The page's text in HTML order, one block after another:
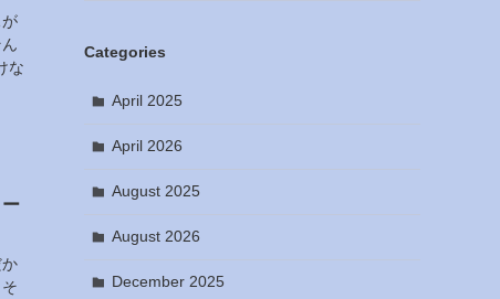
な
Categories
April 2025
April 2026
August 2025
August 2026
December 2025